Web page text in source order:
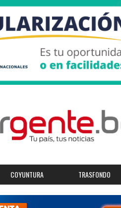
COYUNTURA TRASFONDO